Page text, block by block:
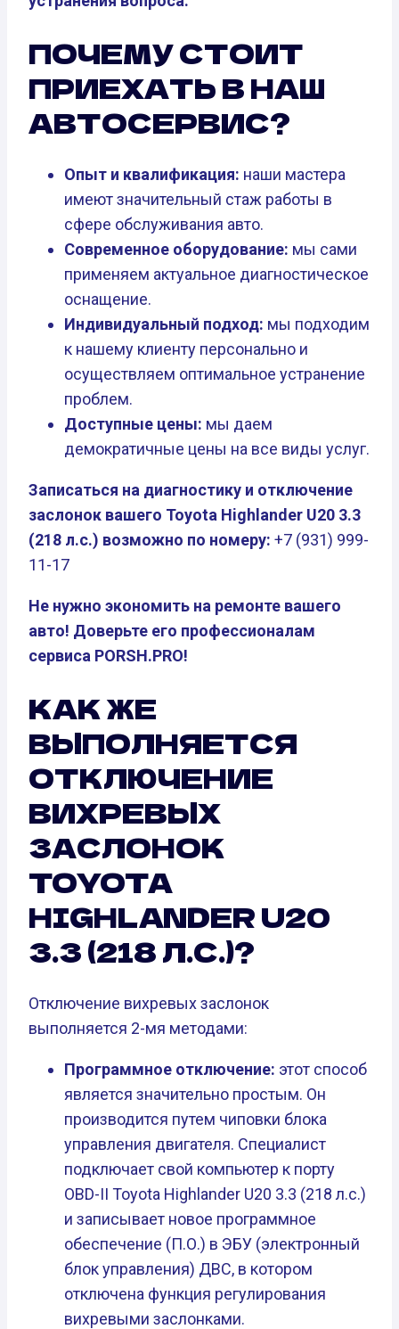
ПОЧЕМУ СТОИТ
ПРИЕХАТЬ В НАШ
АВТОСЕРВИС?
Опыт и квалификация: наши мастера
имеют значительный стаж работы в
сфере обслуживания авто.
Современное оборудование: мы сами
применяем актуальное диагностическое
оснащение.
Индивидуальный подход: мы подходим
к нашему клиенту персонально и
осуществляем оптимальное устранение
проблем.
Доступные цены: мы даем
демократичные цены на все виды услуг.
Записаться на диагностику и отключение
заслонок вашего Toyota Highlander U20 3.3
(218 л.с.) возможно по номеру: +7 (931) 999-
11-17
Не нужно экономить на ремонте вашего
авто! Доверьте его профессионалам
сервиса PORSH.PRO!
КАК ЖЕ
ВЫПОЛНЯЕТСЯ
ОТКЛЮЧЕНИЕ
ВИХРЕВЫХ
ЗАСЛОНОК
TOYOTA
HIGHLANDER U20
3.3 (218 Л.С.)?
Отключение вихревых заслонок
выполняется 2-мя методами:
Программное отключение: этот способ
является значительно простым. Он
производится путем чиповки блока
управления двигателя. Специалист
подключает свой компьютер к порту
OBD-II Toyota Highlander U20 3.3 (218 л.с.)
и записывает новое программное
обеспечение (П.О.) в ЭБУ (электронный
блок управления) ДВС, в котором
отключена функция регулирования
вихревыми заслонками.